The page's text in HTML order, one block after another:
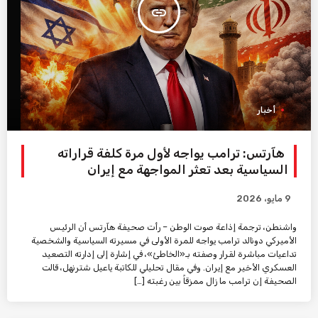
insert_link
أخبار
هآرتس: ترامب يواجه لأول مرة كلفة قراراته
السياسية بعد تعثر المواجهة مع إيران
9 مايو، 2026
واشنطن، ترجمة إذاعة صوت الوطن – رأت صحيفة هآرتس أن الرئيس
الأميركي دونالد ترامب يواجه للمرة الأولى في مسيرته السياسية والشخصية
تداعيات مباشرة لقرار وصفته بـ«الخاطئ»، في إشارة إلى إدارته التصعيد
العسكري الأخير مع إيران. وفي مقال تحليلي للكاتبة ياعيل شترنهل، قالت
الصحيفة إن ترامب ما زال ممزقاً بين رغبته […]